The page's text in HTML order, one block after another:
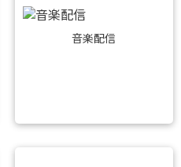
音楽配信